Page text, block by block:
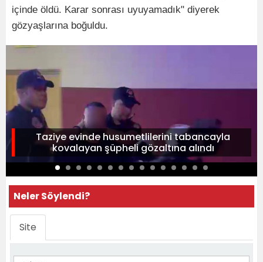
içinde öldü. Karar sonrası uyuyamadık" diyerek
gözyaşlarına boğuldu.
Taziye evinde husumetlilerini tabancayla
kovalayan şüpheli gözaltına alındı
Neler Söylendi?
Site